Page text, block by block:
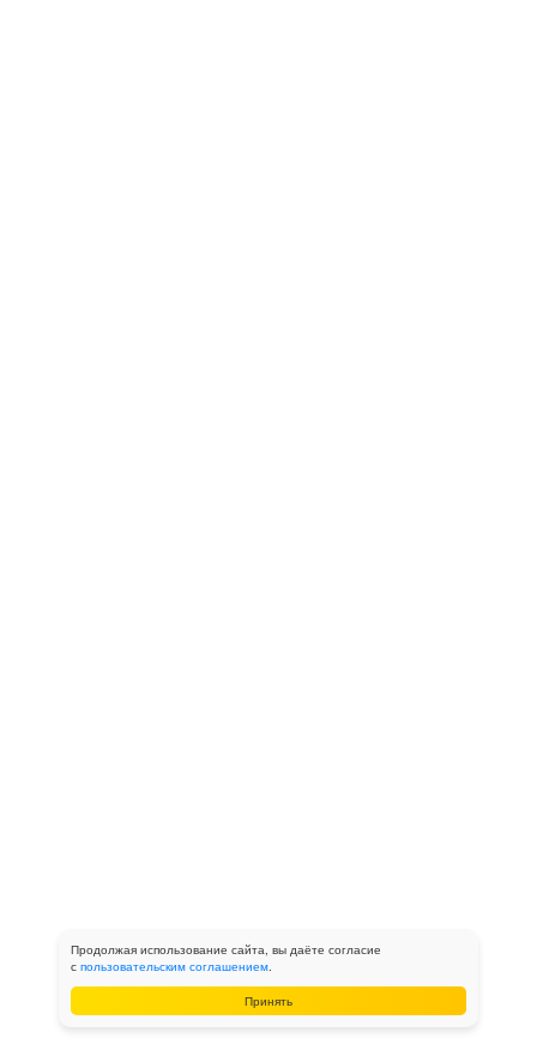
Продолжая использование сайта, вы даёте согласие
с пользовательским соглашением.
Принять